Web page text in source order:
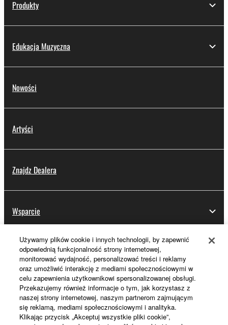
Produkty
Edukacja Muzyczna
Nowości
Artyści
Znajdz Dealera
Wsparcie
Rejestracja Yamaha Music ID
Informacje o Yamaha
Używamy plików cookie i innych technologii, by zapewnić
odpowiednią funkcjonalność strony internetowej,
monitorować wydajność, personalizować treści i reklamy
oraz umożliwić interakcję z mediami społecznościowymi w
celu zapewnienia użytkownikowi spersonalizowanej obsługi.
Przekazujemy również informacje o tym, jak korzystasz z
naszej strony internetowej, naszym partnerom zajmującym
się reklamą, mediami społecznościowymi i analityka.
Klikając przycisk „Akceptuj wszystkie pliki cookie”,